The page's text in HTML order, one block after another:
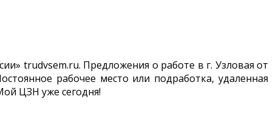
trudvsem.ru. Предложения о работе в г. Узловая от
рабочее место или подработка, удаленная
ЦЗН уже сегодня!